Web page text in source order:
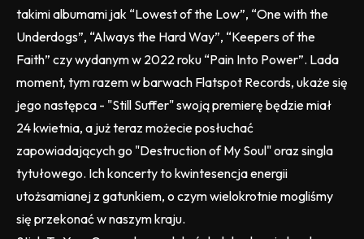
takimi albumami jak “Lowest of the Low”, “One with the
Underdogs”, “Always the Hard Way”, “Keepers of the
Faith” czy wydanym w 2022 roku “Pain Into Power”. Lada
moment, tym razem w barwach Flatspot Records, ukaże się
jego następca - "Still Suffer" swoją premierę będzie miał
24 kwietnia, a już teraz możecie posłuchać
zapowiadających go "Destruction of My Soul" oraz singla
tytułowego. Ich koncerty to kwintesencja energii
utożsamianej z gatunkiem, o czym wielokrotnie mogliśmy
się przekonać w naszym kraju.